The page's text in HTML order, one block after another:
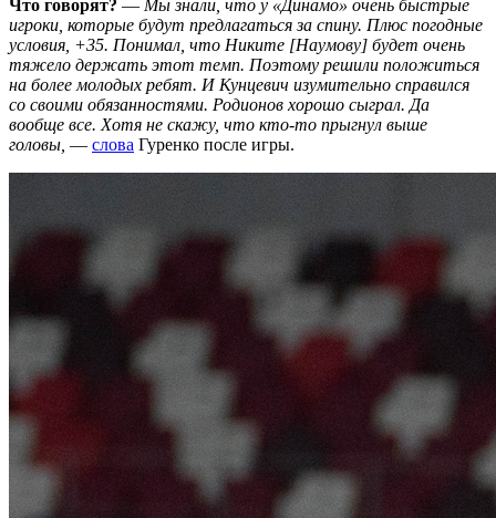
Что говорят? — Мы знали, что у «Динамо» очень быстрые
игроки, которые будут предлагаться за спину. Плюс погодные
условия, +35. Понимал, что Никите [Наумову] будет очень
тяжело держать этот темп. Поэтому решили положиться
на более молодых ребят. И Кунцевич изумительно справился
со своими обязанностями. Родионов хорошо сыграл. Да
вообще все. Хотя не скажу, что кто-то прыгнул выше
головы, — слова Гуренко после игры.